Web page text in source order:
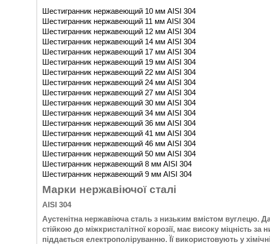
Шестигранник нержавеющий 10 мм AISI 304
Шестигранник нержавеющий 11 мм AISI 304
Шестигранник нержавеющий 12 мм AISI 304
Шестигранник нержавеющий 14 мм AISI 304
Шестигранник нержавеющий 17 мм AISI 304
Шестигранник нержавеющий 19 мм AISI 304
Шестигранник нержавеющий 22 мм AISI 304
Шестигранник нержавеющий 24 мм AISI 304
Шестигранник нержавеющий 27 мм AISI 304
Шестигранник нержавеющий 30 мм AISI 304
Шестигранник нержавеющий 34 мм AISI 304
Шестигранник нержавеющий 36 мм AISI 304
Шестигранник нержавеющий 41 мм AISI 304
Шестигранник нержавеющий 46 мм AISI 304
Шестигранник нержавеющий 50 мм AISI 304
Шестигранник нержавеющий 8 мм AISI 304
Шестигранник нержавеющий 9 мм AISI 304
Марки нержавіючої сталі
AISI 304
Аустенітна нержавіюча сталь з низьким вмістом вуглецю.
стійкою до міжкристалітної корозії, має високу міцність
піддається електрополіруванню. Її використовують у